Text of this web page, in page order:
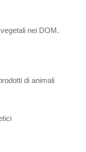
nei DOM.
di animali